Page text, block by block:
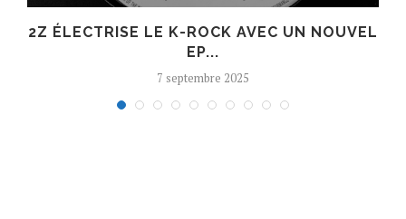
2Z ÉLECTRISE LE K-ROCK AVEC UN NOUVEL
EP...
7 septembre 2025